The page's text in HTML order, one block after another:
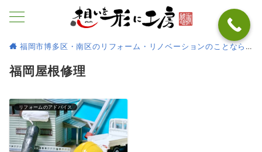
福岡市博多区・南区のリフォーム・リノベーションのことなら
福岡屋根修理
リフォームのアドバイス